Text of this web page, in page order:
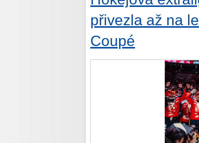
přivezla až na
Coupé